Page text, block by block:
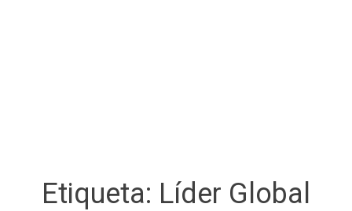
Etiqueta: Líder Global